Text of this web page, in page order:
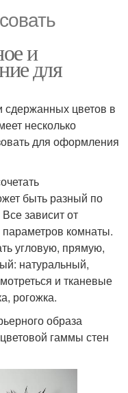
и
для
цветов в
несколько
для оформления
быть разный по
зависит от
комнаты.
угловую, прямую,
натуральный,
и тканевые
рогожка.
образа
гаммы стен